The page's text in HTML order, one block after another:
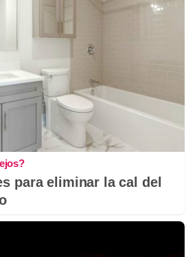
para eliminar la cal del